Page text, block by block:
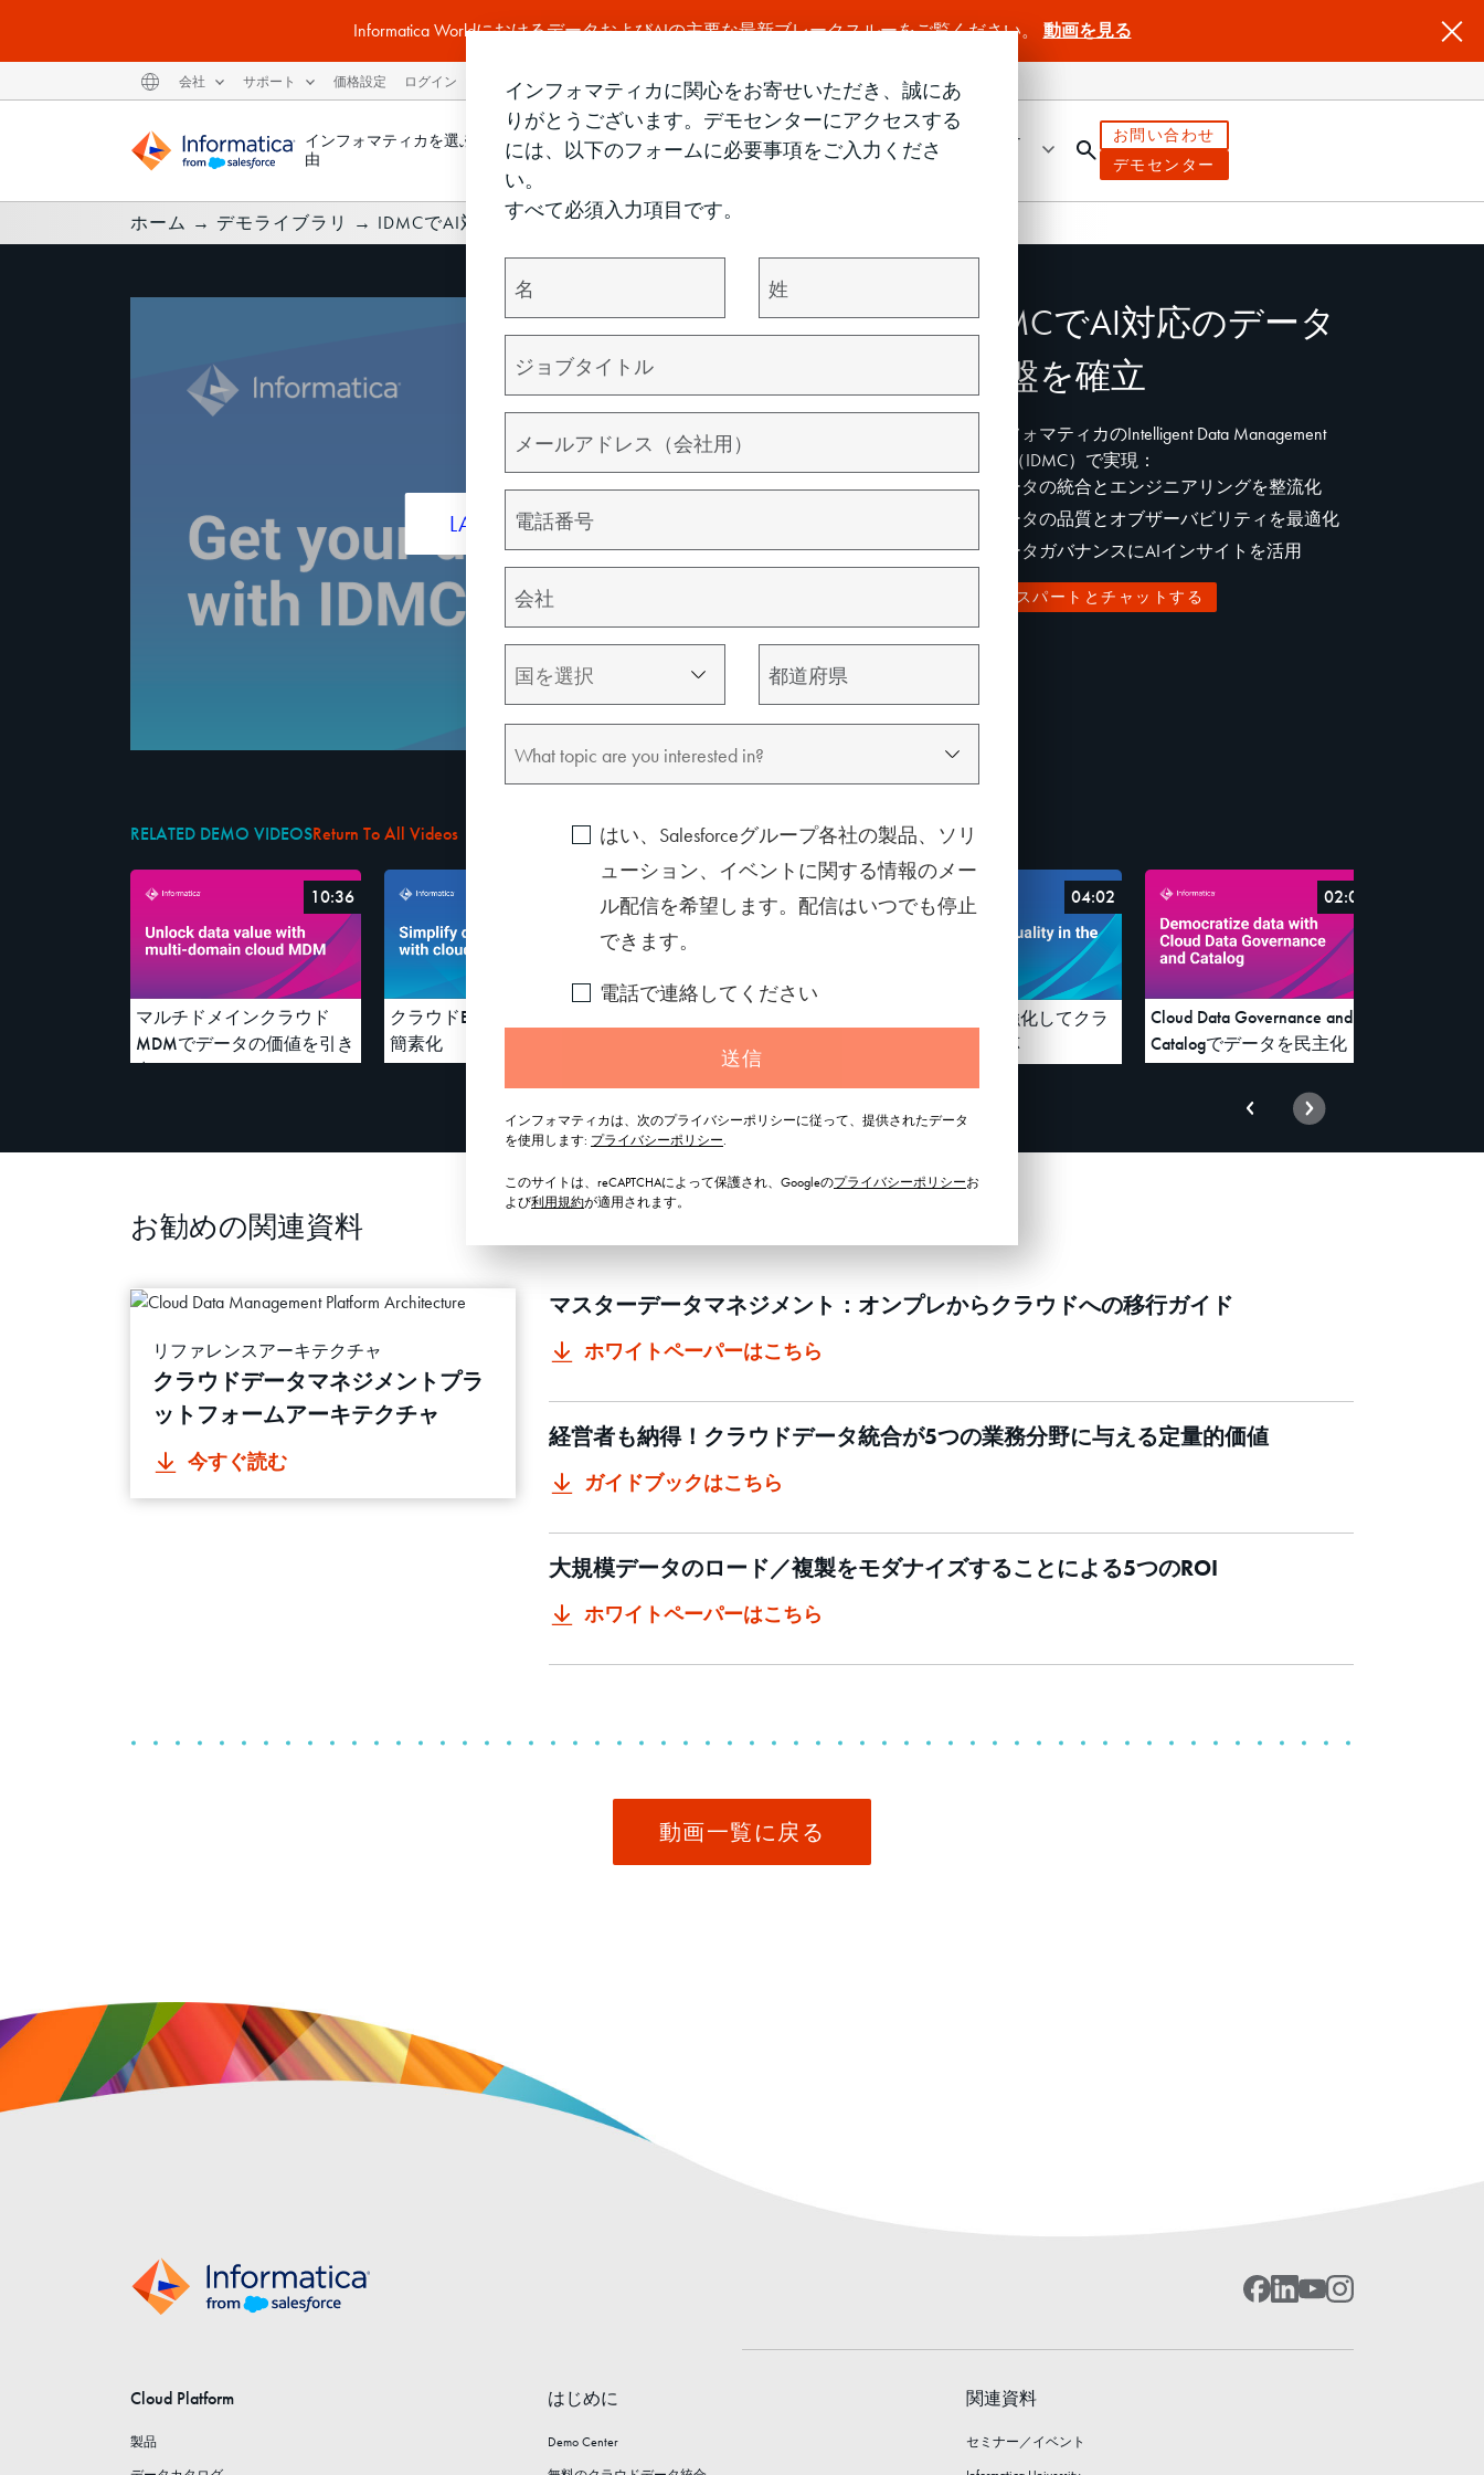
Informatica WorldにおけるデータおよびAIの主要な最新ブレークスルーをご覧ください。 動画を見る
インフォマティカを選ぶ理
由
プラットフォー
ム
使用事
例
詳細はこち
ら
パートナ
お問い合わせ
デモセンター
会社 サポート 価格設定 ログイン
インフォマティカに関心をお寄せいただき、誠にあ
りがとうございます。デモセンターにアクセスする
には、以下のフォームに必要事項をご入力くださ
い。
すべて必須入力項目です。
はい、Salesforceグループ各社の製品、ソリ
ューション、イベントに関する情報のメー
ル配信を希望します。配信はいつでも停止
できます。
電話で連絡してください
送信
インフォマティカは、次のプライバシーポリシーに従って、提供されたデータ
を使用します: プライバシーポリシー.
このサイトは、reCAPTCHAによって保護され、Googleのプライバシーポリシーお
よび利用規約が適用されます。
ホーム → デモライブラリ → IDMCでAI対応のデータ基盤を確立
LAUNCH DEMO
IDMCでAI対応のデータ
基盤を確立
インフォマティカのIntelligent Data Management
Cloud（IDMC）で実現：
データの統合とエンジニアリングを整流化
データの品質とオブザーバビリティを最適化
データガバナンスにAIインサイトを活用
エキスパートとチャットする
RELATED DEMO VIDEOSReturn To All Videos
10:36
マルチドメインクラウド
MDMでデータの価値を引き
出す
01:40
クラウドELTでデータ統合を
簡素化
08:27
でプロセスを自動化
04:02
データ品質を強化してクラ
ウド時代に対応
02:07
Cloud Data Governance and
Catalogでデータを民主化
お勧めの関連資料
リファレンスアーキテクチャ
クラウドデータマネジメントプラ
ットフォームアーキテクチャ
今すぐ読む
マスターデータマネジメント：オンプレからクラウドへの移行ガイド
ホワイトペーパーはこちら
経営者も納得！クラウドデータ統合が5つの業務分野に与える定量的価値
ガイドブックはこちら
大規模データのロード／複製をモダナイズすることによる5つのROI
ホワイトペーパーはこちら
動画一覧に戻る
Cloud Platform
製品
はじめに
Demo Center
関連資料
セミナー／イベント